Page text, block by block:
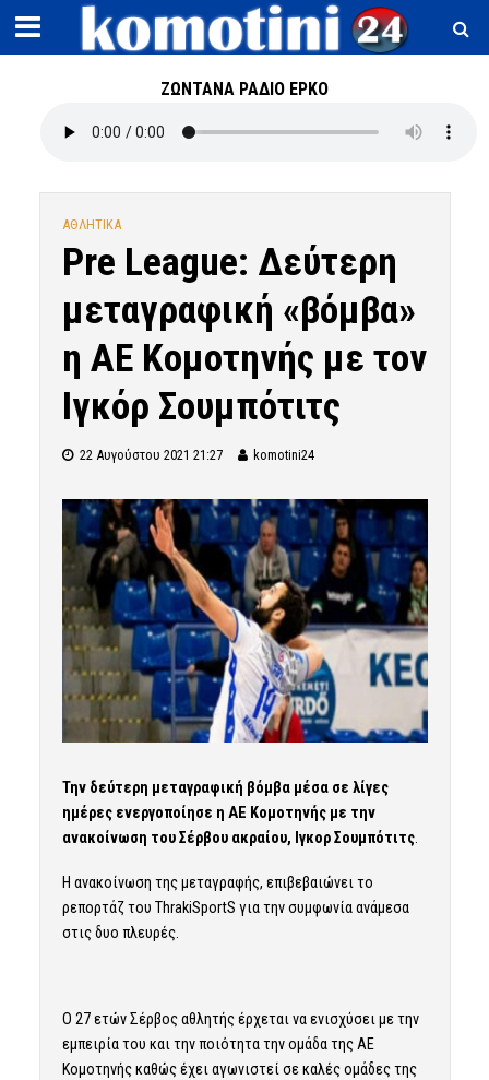
ΖΩΝΤΑΝΑ ΡΑΔΙΟ ΕΡΚΟ
ΑΘΛΗΤΙΚΑ
Pre League: Δεύτερη
μεταγραφική «βόμβα»
η ΑΕ Κομοτηνής με τον
Ιγκόρ Σουμπότιτς
22 Αυγούστου 2021 21:27 komotini24
Την δεύτερη μεταγραφική βόμβα μέσα σε λίγες
ημέρες ενεργοποίησε η ΑΕ Κομοτηνής με την
ανακοίνωση του Σέρβου ακραίου, Ιγκορ Σουμπότιτς.
Η ανακοίνωση της μεταγραφής, επιβεβαιώνει το
ρεπορτάζ του ThrakiSportS για την συμφωνία ανάμεσα
στις δυο πλευρές.
Ο 27 ετών Σέρβος αθλητής έρχεται να ενισχύσει με την
εμπειρία του και την ποιότητα την ομάδα της ΑΕ
Κομοτηνής καθώς έχει αγωνιστεί σε καλές ομάδες της